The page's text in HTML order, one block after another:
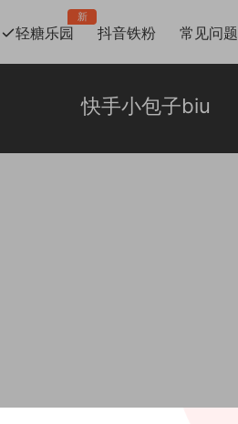
轻糖乐园
新
抖音铁粉 常见问题
快手小包子biu